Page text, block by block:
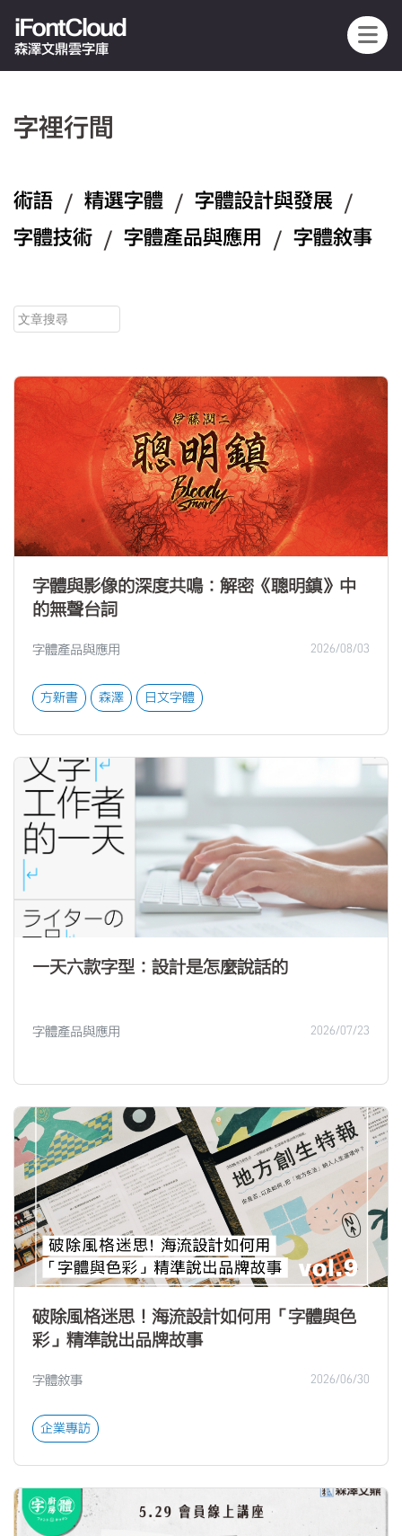
iFontCloud
森澤文鼎雲字庫
字裡行間
術語 / 精選字體 / 字體設計與發展 /
字體技術 / 字體產品與應用 / 字體敘事
字體與影像的深度共鳴：解密《聰明鎮》中
的無聲台詞
字體產品與應用 2026/08/03
方新書 森澤 日文字體
一天六款字型：設計是怎麼說話的
字體產品與應用 2026/07/23
破除風格迷思！海流設計如何用「字體與色
彩」精準說出品牌故事
字體敘事 2026/06/30
企業專訪